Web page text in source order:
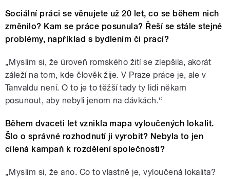
Sociální práci se věnujete už 20 let, co se během nich
změnilo? Kam se práce posunula? Řeší se stále stejné
problémy, například s bydlením či prací?
„Myslím si, že úroveň romského žití se zlepšila, akorát
záleží na tom, kde člověk žije. V Praze práce je, ale v
Tanvaldu není. O to je to těžší tady ty lidi někam
posunout, aby nebyli jenom na dávkách.“
Během dvaceti let vznikla mapa vyloučených lokalit.
Šlo o správné rozhodnutí ji vyrobit? Nebyla to jen
cílená kampaň k rozdělení společnosti?
„Myslím si, že ano. Co to vlastně je, vyloučená lokalita?